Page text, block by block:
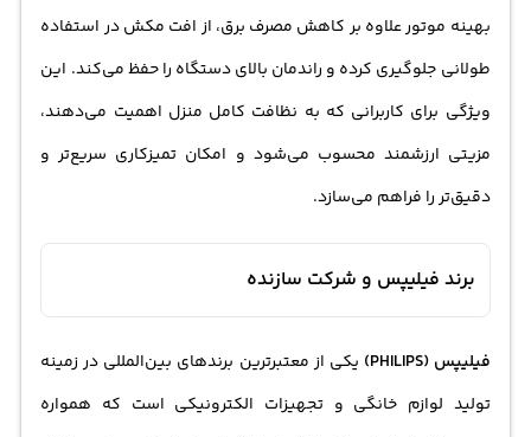
بهینه موتور علاوه بر کاهش مصرف برق، از افت مکش در استفاده
طولانی جلوگیری کرده و راندمان بالای دستگاه را حفظ می‌کند. این
ویژگی برای کاربرانی که به نظافت کامل منزل اهمیت می‌دهند،
مزیتی ارزشمند محسوب می‌شود و امکان تمیزکاری سریع‌تر و
دقیق‌تر را فراهم می‌سازد.
برند فیلیپس و شرکت سازنده
فیلیپس (PHILIPS)
یکی از معتبرترین برندهای بین‌المللی در زمینه
تولید لوازم خانگی و تجهیزات الکترونیکی است که همواره